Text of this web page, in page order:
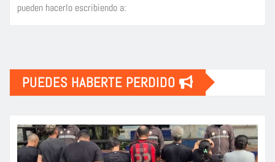
pueden hacerlo escribiendo a:
PUEDES HABERTE PERDIDO